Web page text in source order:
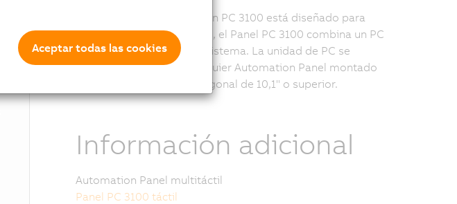
Mientras que el Automation PC 3100 está diseñado para
controlar paneles remotos, el Panel PC 3100 combina un PC
y una pantalla en un solo sistema. La unidad de PC se
puede combinar con cualquier Automation Panel montado
en un armario con una diagonal de 10,1" o superior.
Información adicional
Automation Panel multitáctil
Panel PC 3100 táctil
Aceptar todas las cookies